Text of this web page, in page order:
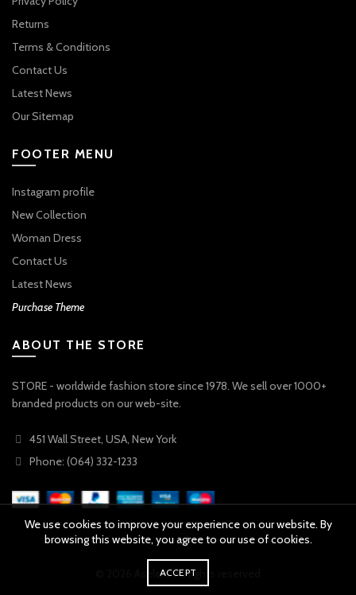
Returns
Terms & Conditions
Contact Us
Latest News
Our Sitemap
FOOTER MENU
Instagram profile
New Collection
Woman Dress
Contact Us
Latest News
Purchase Theme
ABOUT THE STORE
STORE - worldwide fashion store since 1978. We sell over 1000+
branded products on our web-site.
451 Wall Street, USA, New York
Phone: (064) 332-1233
Aselers. All rights reserved
We use cookies to improve your experience on our website. By
browsing this website, you agree to our use of cookies.
ACCEPT